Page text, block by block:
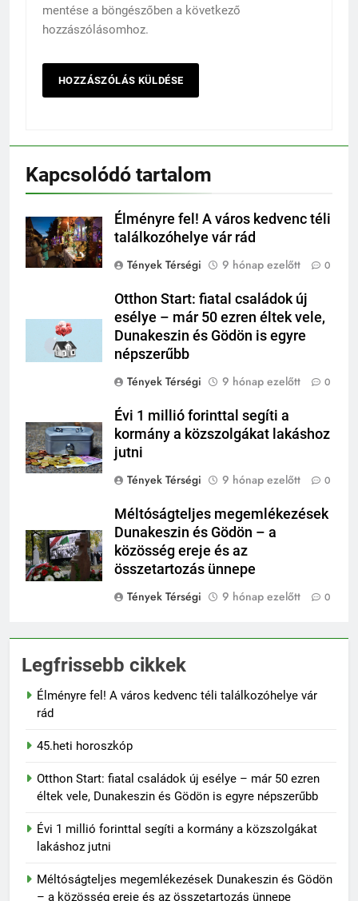
mentése a böngészőben a következő
hozzászólásomhoz.
Kapcsolódó tartalom
Élményre fel! A város kedvenc téli
találkozóhelye vár rád
Tények Térségi
9 hónap ezelőtt 0
Otthon Start: fiatal családok új
esélye – már 50 ezren éltek vele,
Dunakeszin és Gödön is egyre
népszerűbb
Tények Térségi
9 hónap ezelőtt 0
Évi 1 millió forinttal segíti a
kormány a közszolgákat lakáshoz
jutni
Tények Térségi
9 hónap ezelőtt 0
Méltóságteljes megemlékezések
Dunakeszin és Gödön – a
közösség ereje és az
összetartozás ünnepe
Tények Térségi
9 hónap ezelőtt 0
Legfrissebb cikkek
Élményre fel! A város kedvenc téli találkozóhelye vár
rád
45.heti horoszkóp
Otthon Start: fiatal családok új esélye – már 50 ezren
éltek vele, Dunakeszin és Gödön is egyre népszerűbb
Évi 1 millió forinttal segíti a kormány a közszolgákat
lakáshoz jutni
Méltóságteljes megemlékezések Dunakeszin és Gödön
– a közösség ereje és az összetartozás ünnepe